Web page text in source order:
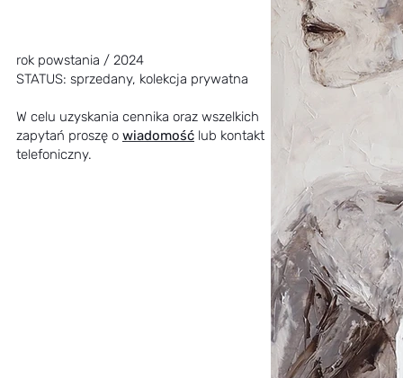
rok powstania / 2024
STATUS: sprzedany, kolekcja prywatna
W celu uzyskania cennika oraz wszelkich
zapytań proszę o wiadomość lub kontakt
telefoniczny.